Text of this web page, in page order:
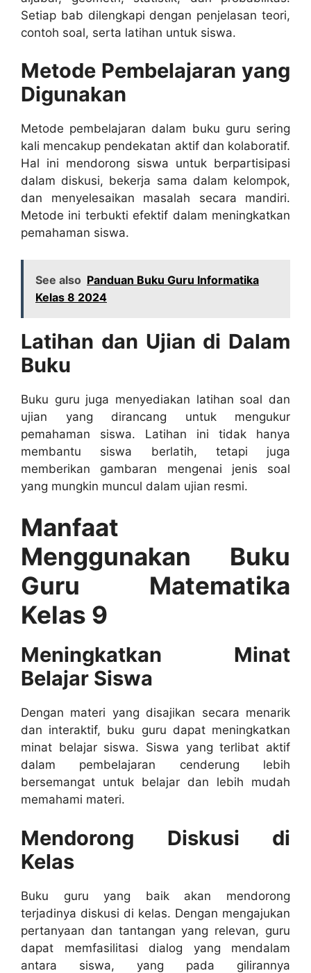
Setiap bab dilengkapi dengan penjelasan teori,
contoh soal, serta latihan untuk siswa.
Metode Pembelajaran yang
Digunakan
Metode pembelajaran dalam buku guru sering
kali mencakup pendekatan aktif dan kolaboratif.
Hal ini mendorong siswa untuk berpartisipasi
dalam diskusi, bekerja sama dalam kelompok,
dan menyelesaikan masalah secara mandiri.
Metode ini terbukti efektif dalam meningkatkan
pemahaman siswa.
See also Panduan Buku Guru Informatika
Kelas 8 2024
Latihan dan Ujian di Dalam
Buku
Buku guru juga menyediakan latihan soal dan
ujian yang dirancang untuk mengukur
pemahaman siswa. Latihan ini tidak hanya
membantu siswa berlatih, tetapi juga
memberikan gambaran mengenai jenis soal
yang mungkin muncul dalam ujian resmi.
Manfaat
Menggunakan Buku
Guru Matematika
Kelas 9
Meningkatkan Minat
Belajar Siswa
Dengan materi yang disajikan secara menarik
dan interaktif, buku guru dapat meningkatkan
minat belajar siswa. Siswa yang terlibat aktif
dalam pembelajaran cenderung lebih
bersemangat untuk belajar dan lebih mudah
memahami materi.
Mendorong Diskusi di
Kelas
Buku guru yang baik akan mendorong
terjadinya diskusi di kelas. Dengan mengajukan
pertanyaan dan tantangan yang relevan, guru
dapat memfasilitasi dialog yang mendalam
antara siswa, yang pada gilirannya